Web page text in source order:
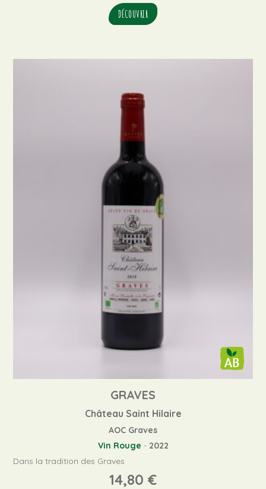
DÉCOUVRIR
GRAVES
Château Saint Hilaire
AOC Graves
Vin Rouge - 2022
Dans la tradition des Graves
14,80 €